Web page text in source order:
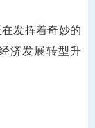
发挥着奇妙的
济发展转型升